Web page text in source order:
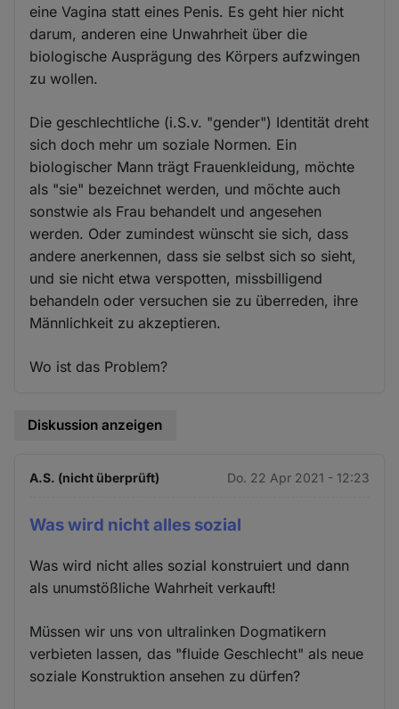
eine Vagina statt eines Penis. Es geht hier nicht
darum, anderen eine Unwahrheit über die
biologische Ausprägung des Körpers aufzwingen
zu wollen.
Die geschlechtliche (i.S.v. "gender") Identität dreht
sich doch mehr um soziale Normen. Ein
biologischer Mann trägt Frauenkleidung, möchte
als "sie" bezeichnet werden, und möchte auch
sonstwie als Frau behandelt und angesehen
werden. Oder zumindest wünscht sie sich, dass
andere anerkennen, dass sie selbst sich so sieht,
und sie nicht etwa verspotten, missbilligend
behandeln oder versuchen sie zu überreden, ihre
Männlichkeit zu akzeptieren.
Wo ist das Problem?
Diskussion anzeigen
A.S. (nicht überprüft) Do. 22 Apr 2021 - 12:23
Was wird nicht alles sozial
Was wird nicht alles sozial konstruiert und dann
als unumstößliche Wahrheit verkauft!
Müssen wir uns von ultralinken Dogmatikern
verbieten lassen, das "fluide Geschlecht" als neue
soziale Konstruktion ansehen zu dürfen?